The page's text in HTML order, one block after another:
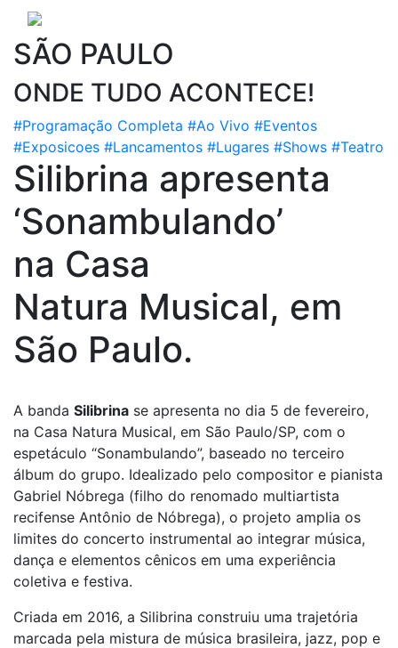
SÃO PAULO
ONDE TUDO ACONTECE!
#Programação Completa #Ao Vivo #Eventos
#Exposicoes #Lancamentos #Lugares #Shows #Teatro
Silibrina apresenta
‘Sonambulando’
na Casa
Natura Musical, em
São Paulo.
A banda Silibrina se apresenta no dia 5 de fevereiro,
na Casa Natura Musical, em São Paulo/SP, com o
espetáculo “Sonambulando”, baseado no terceiro
álbum do grupo. Idealizado pelo compositor e pianista
Gabriel Nóbrega (filho do renomado multiartista
recifense Antônio de Nóbrega), o projeto amplia os
limites do concerto instrumental ao integrar música,
dança e elementos cênicos em uma experiência
coletiva e festiva.
Criada em 2016, a Silibrina construiu uma trajetória
marcada pela mistura de música brasileira, jazz, pop e